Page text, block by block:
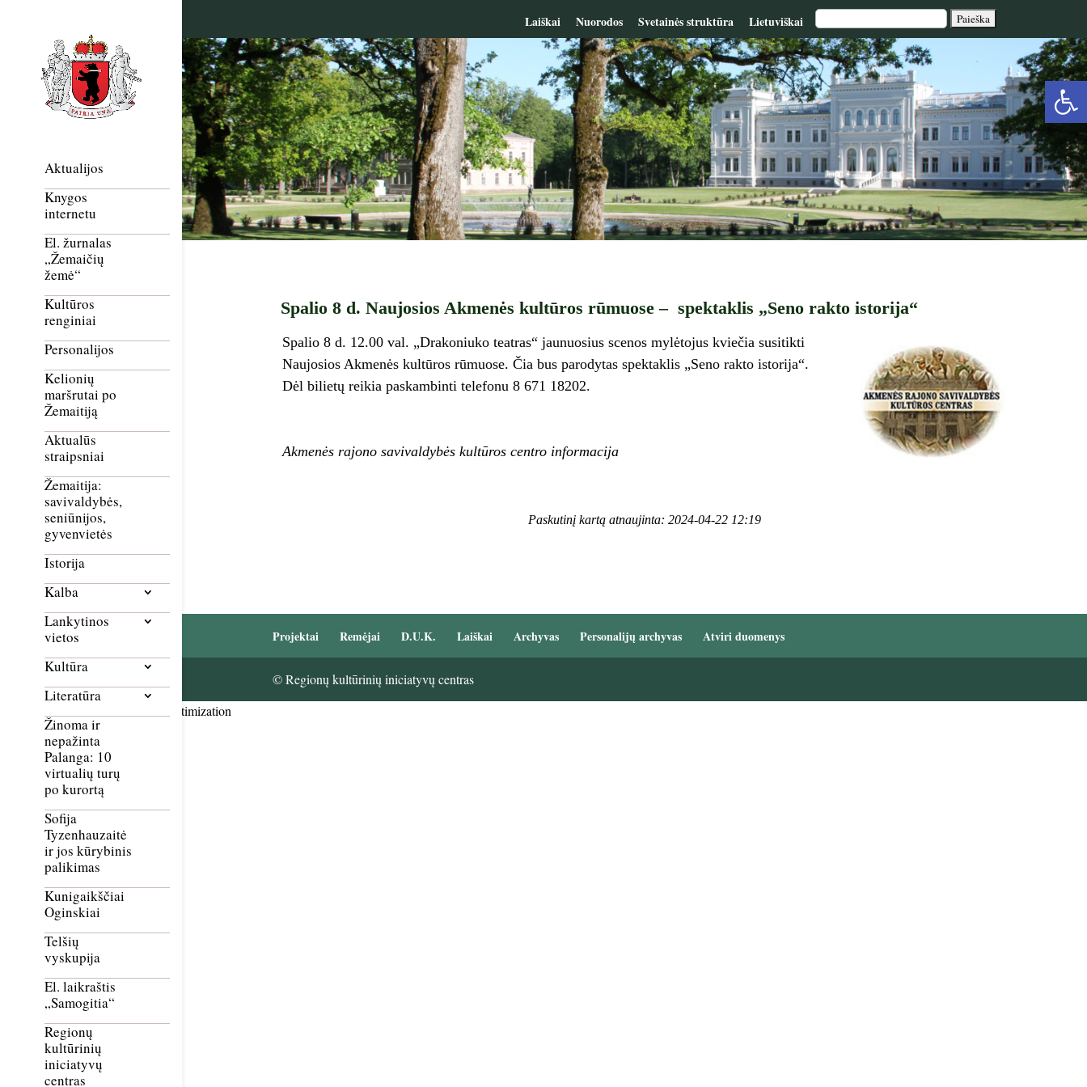
Laiškai Nuorodos Svetainės struktūra Lietuviškai
Aktualijos
Knygos
internetu
El. žurnalas
„Žemaičių
žemė“
Kultūros
renginiai
Personalijos
Kelionių
maršrutai po
Žemaitiją
Aktualūs
straipsniai
Žemaitija:
savivaldybės,
seniūnijos,
gyvenvietės
Istorija
Kalba
Lankytinos
vietos
Kultūra
Literatūra
Žinoma ir
nepažinta
Palanga: 10
virtualių turų
po kurortą
Sofija
Tyzenhauzaitė
ir jos kūrybinis
palikimas
Kunigaikščiai
Oginskiai
Telšių
vyskupija
El. laikraštis
„Samogitia“
Regionų
kultūrinių
iniciatyvų
centras
Spalio 8 d. Naujosios Akmenės kultūros rūmuose – spektaklis „Seno rakto istorija“
Spalio 8 d. 12.00 val. „Drakoniuko teatras“ jaunuosius scenos mylėtojus kviečia susitikti
Naujosios Akmenės kultūros rūmuose. Čia bus parodytas spektaklis „Seno rakto istorija“.
Dėl bilietų reikia paskambinti telefonu 8 671 18202.
Akmenės rajono savivaldybės kultūros centro informacija
Paskutinį kartą atnaujinta: 2024-04-22 12:19
Projektai Remėjai D.U.K. Laiškai Archyvas Personalijų archyvas Atviri duomenys
© Regionų kultūrinių iniciatyvų centras
Smush Image Compression and Optimization